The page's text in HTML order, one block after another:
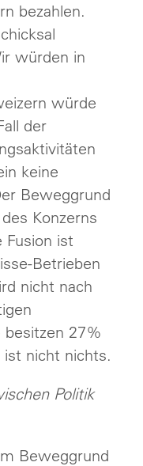
bezahlen.
würden in
würde
der
keine
Beweggrund
Konzerns
Fusion ist
Betrieben
nicht nach
besitzen 27%
ist nicht nichts.
Politik
Beweggrund